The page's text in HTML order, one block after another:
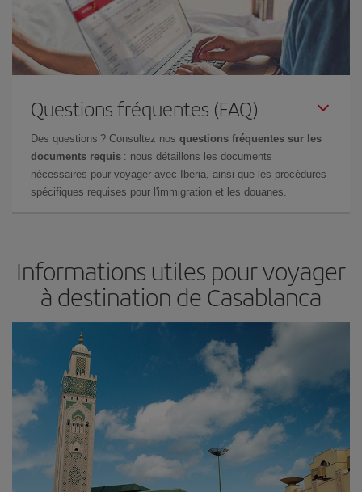
Questions fréquentes (FAQ)
Des questions ? Consultez nos questions fréquentes sur les
documents requis : nous détaillons les documents
nécessaires pour voyager avec Iberia, ainsi que les procédures
spécifiques requises pour l'immigration et les douanes.
Informations utiles pour voyager
à destination de Casablanca